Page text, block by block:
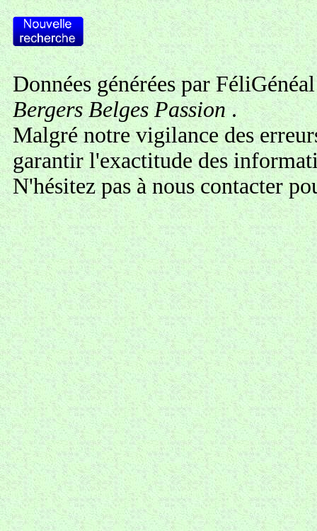
Données générées par
Bergers Belges Passion.
Malgré notre vigilance des
garantir l'exactitude des
N'hésitez pas ànous contacter